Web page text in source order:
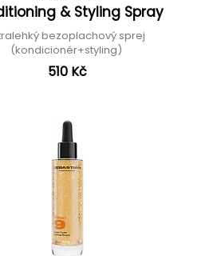
& Styling Spray
bezoplachový sprej
(kondicionér+styling)
510 Kč